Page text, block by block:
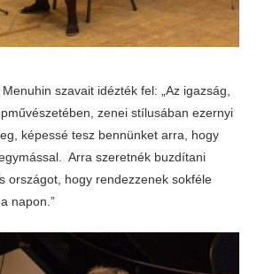
szavait idézték fel: „Az igazság,
zenei stílusában ezernyi
képessé tesz bennünket arra, hogy
Arra szeretnék buzdítani
országot, hogy rendezzenek sokféle
napon.”